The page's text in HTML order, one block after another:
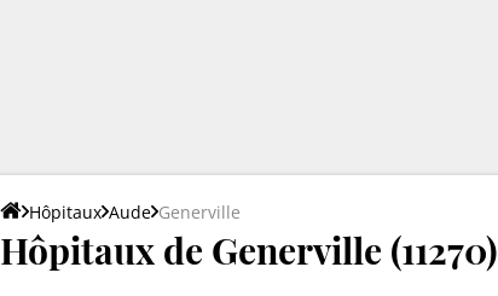
Hôpitaux Aude Generville
Hôpitaux de Generville (11270)